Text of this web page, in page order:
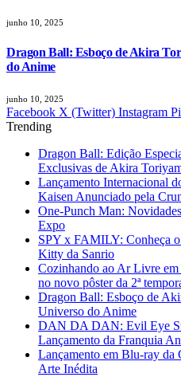
junho 10, 2025
Dragon Ball: Esboço de Akira
do Anime
junho 10, 2025
Facebook X (Twitter) Instagram
Trending
Dragon Ball: Edição
Exclusivas de Akira
Lançamento Internacional
Kaisen Anunciado pela
One-Punch Man:
Expo
SPY x FAMILY: Conheça
Kitty da Sanrio
Cozinhando ao Ar Livre
no novo pôster da 2ª
Dragon Ball: Esboço de
Universo do Anime
DAN DA DAN: Evil Eye
Lançamento da Franquia
Lançamento em Blu-ray da
Arte Inédita